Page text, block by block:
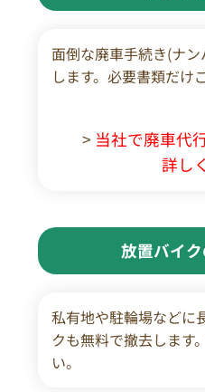
面倒な廃車手続き(ナ
します。必要書類だけ
> 当社で廃車代
詳し
放置バイ
私有地や駐輪場などに
クも無料で撤去します
い。